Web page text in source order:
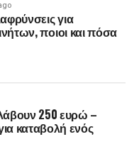
για
ποιοι και πόσα
250 ευρώ –
καταβολή ενός